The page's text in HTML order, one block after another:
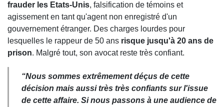
frauder les Etats-Unis, falsification de témoins et
agissement en tant qu'agent non enregistré d'un
gouvernement étranger. Des charges lourdes pour
lesquelles le rappeur de 50 ans risque jusqu'à 20 ans de
prison. Malgré tout, son avocat reste très confiant.
“Nous sommes extrêmement déçus de cette
décision mais aussi très très confiants sur l'issue
de cette affaire. Si nous passons à une audience de